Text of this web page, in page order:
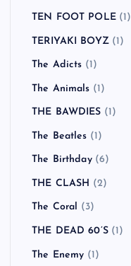
TEN FOOT POLE(1)
TERIYAKI BOYZ(1)
The Adicts (1)
The Animals (1)
THE BAWDIES (1)
The Beatles (1)
The Birthday(6)
THE CLASH (2)
The Coral (3)
THE DEAD 60’S(1)
The Enemy (1)